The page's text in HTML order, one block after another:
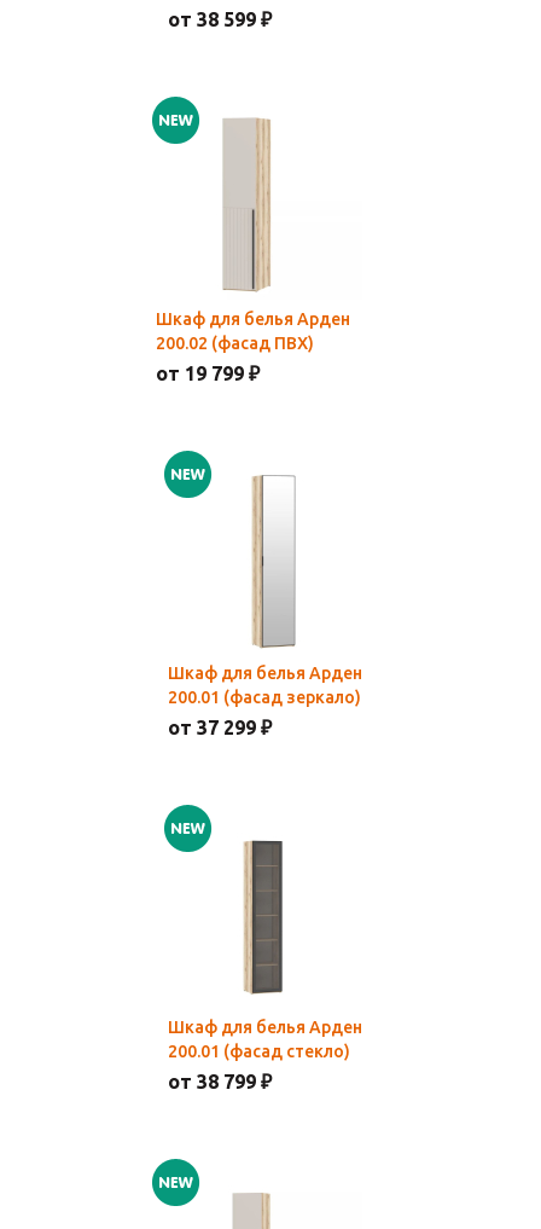
от 38 599 ₽
Шкаф для белья Арден
200.02 (фасад ПВХ)
от 19 799 ₽
Шкаф для белья Арден
200.01 (фасад зеркало)
от 37 299 ₽
Шкаф для белья Арден
200.01 (фасад стекло)
от 38 799 ₽